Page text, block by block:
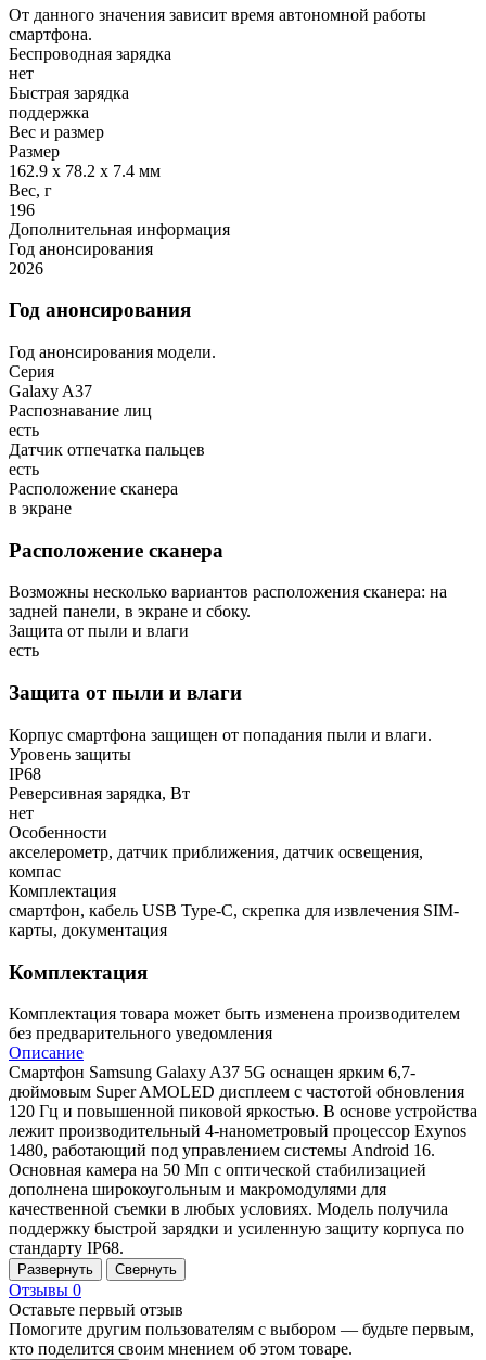
От данного значения зависит время автономной работы
смартфона.
Беспроводная зарядка
нет
Быстрая зарядка
поддержка
Вес и размер
Размер
162.9 x 78.2 x 7.4 мм
Вес, г
196
Дополнительная информация
Год анонсирования
2026
Год анонсирования
Год анонсирования модели.
Серия
Galaxy A37
Распознавание лиц
есть
Датчик отпечатка пальцев
есть
Расположение сканера
в экране
Расположение сканера
Возможны несколько вариантов расположения сканера: на
задней панели, в экране и сбоку.
Защита от пыли и влаги
есть
Защита от пыли и влаги
Корпус смартфона защищен от попадания пыли и влаги.
Уровень защиты
IP68
Реверсивная зарядка, Вт
нет
Особенности
акселерометр, датчик приближения, датчик освещения,
компас
Комплектация
смартфон, кабель USB Type-C, скрепка для извлечения SIM-
карты, документация
Комплектация
Комплектация товара может быть изменена производителем
без предварительного уведомления
Описание
Смартфон Samsung Galaxy A37 5G оснащен ярким 6,7-
дюймовым Super AMOLED дисплеем с частотой обновления
120 Гц и повышенной пиковой яркостью. В основе устройства
лежит производительный 4-нанометровый процессор Exynos
1480, работающий под управлением системы Android 16.
Основная камера на 50 Мп с оптической стабилизацией
дополнена широкоугольным и макромодулями для
качественной съемки в любых условиях. Модель получила
поддержку быстрой зарядки и усиленную защиту корпуса по
стандарту IP68.
Развернуть Свернуть
Отзывы 0
Оставьте первый отзыв
Помогите другим пользователям с выбором — будьте первым,
кто поделится своим мнением об этом товаре.